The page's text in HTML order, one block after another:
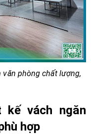
phòng chất lượng,
kế vách ngăn
hợp